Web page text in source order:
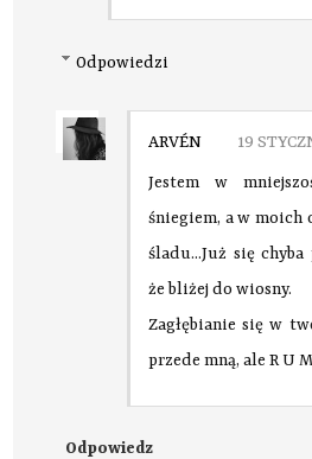
Odpowiedzi
ARVÉN 19
Jestem w
śniegiem, a w moich
śladu...Już się
że bliżej do wiosny.
Zagłębianie się w
przede mną, ale R U
Odpowiedz